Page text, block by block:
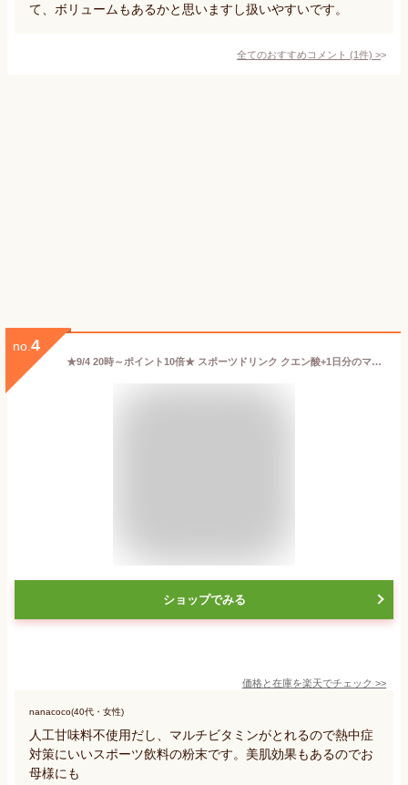
て、ボリュームもあるかと思いますし扱いやすいです。
全てのおすすめコメント (1件) >
no. 4
★9/4 20時～ポイント10倍★ スポーツドリンク クエン酸+1日分のマルチビタミン配合人工甘味料 不使用 熱中症対策 ドリンク 粉末 国産 食用 パウダー 疲れ ビタミンC 食用クエン酸 疲労回復 疲れ 美肌 むくみ サプリ サプリメント ビタミン 20包
ショップでみる
価格と在庫を楽天でチェック >>
nanacoco(40代・女性)
人工甘味料不使用だし、マルチビタミンがとれるので熱中症
対策にいいスポーツ飲料の粉末です。美肌効果もあるのでお
母様にも